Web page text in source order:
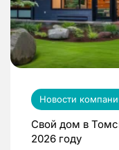
Новости
Свой дом в
2026 году